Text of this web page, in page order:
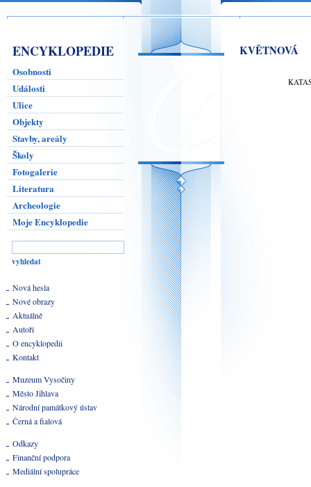
ENCYKLOPEDIE
Osobnosti
Události
Ulice
Objekty
Stavby, areály
Školy
Fotogalerie
Literatura
Archeologie
Moje Encyklopedie
Nová hesla
Nové obrazy
Aktuálně
Autoři
O encyklopedii
Kontakt
Muzeum Vysočiny
Město Jihlava
Národní památkový ústav
Černá a fialová
Odkazy
Finanční podpora
Mediální spolupráce
KVĚTNOVÁ